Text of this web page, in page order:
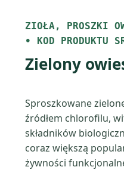
ZIOŁA, PROSZKI
• KOD PRODUKTU
Zielony
Sproszkowane
źródłem chlorofilu,
składników
coraz większą
żywności